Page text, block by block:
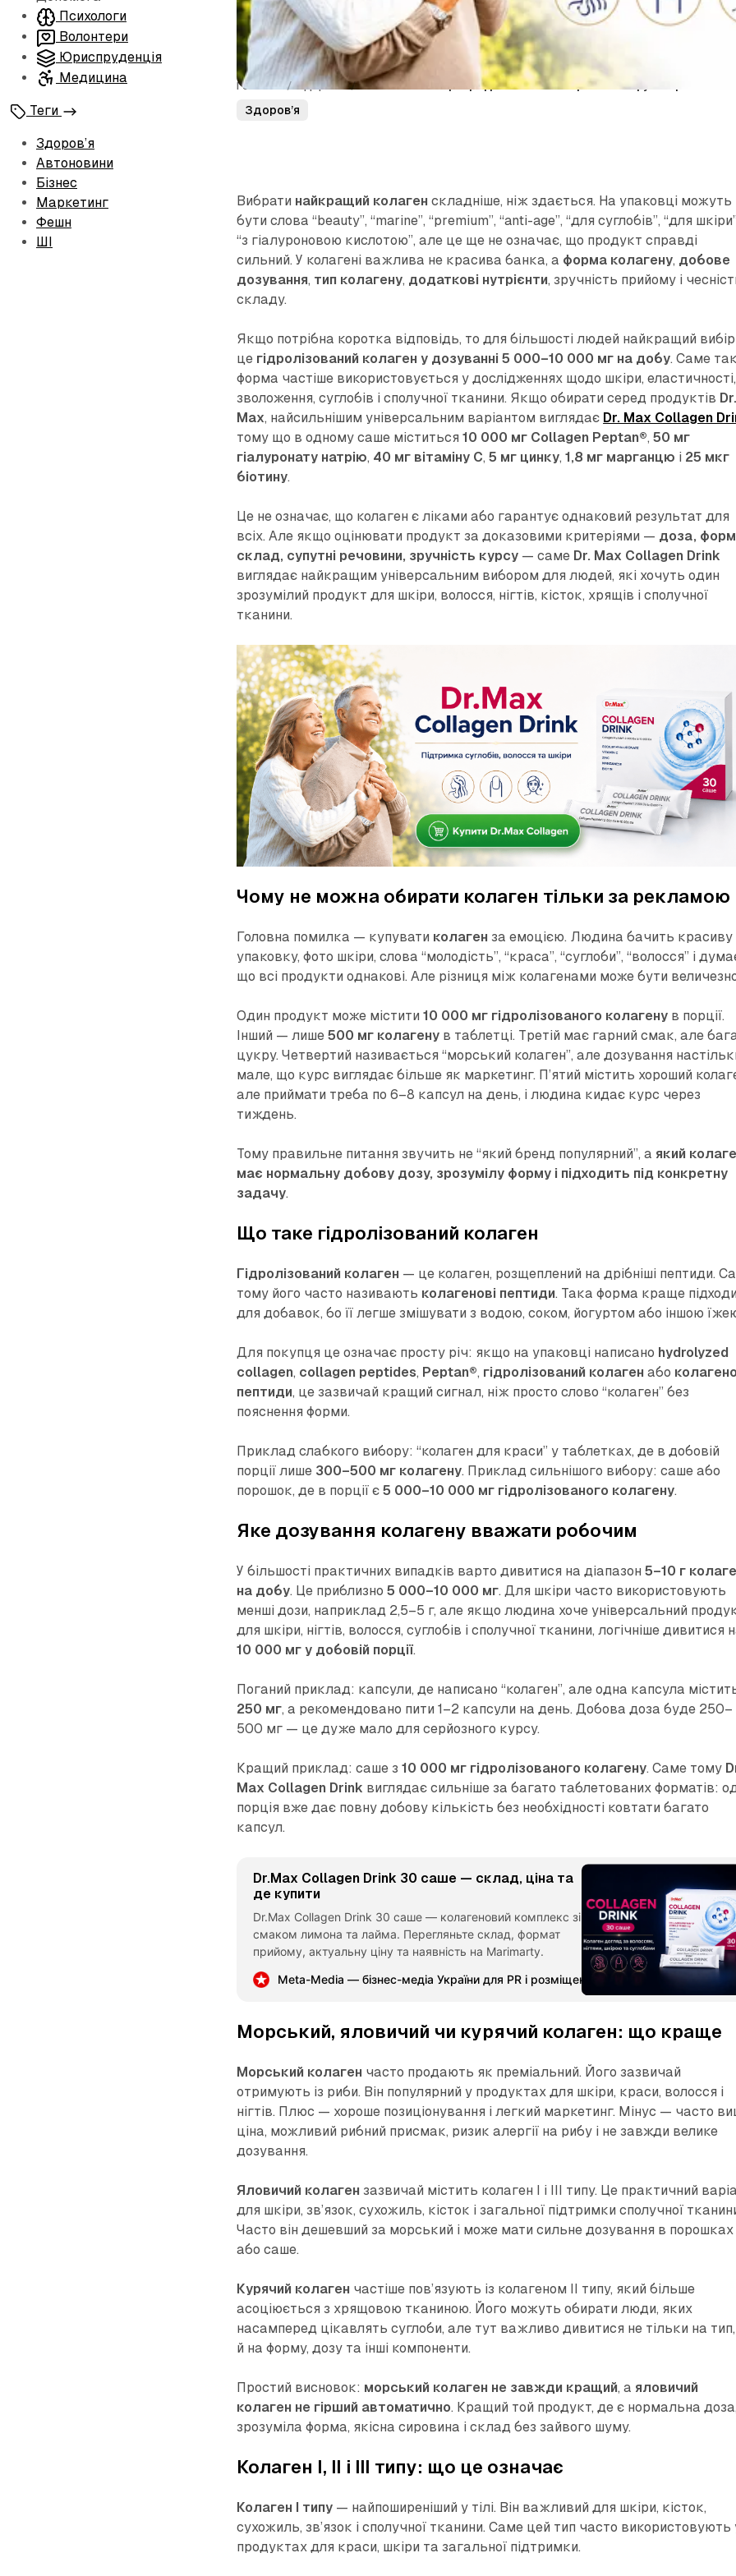
Психологи
Волонтери
Юриспруденція
Медицина
Теги
Здоров’я
Автоновини
Бізнес
Маркетинг
Фешн
ШІ
Головна / Здоров’я / Який колаген краще: доказовий алгоритм вибору без реклами
Здоров’я
Вибрати найкращий колаген складніше, ніж здається. На упаковці можуть
бути слова “beauty”, “marine”, “premium”, “anti-age”, “для суглобів”, “для
“з гіалуроновою кислотою”, але це ще не означає, що продукт справді
сильний. У колагені важлива не красива банка, а форма колагену, добове
дозування, тип колагену, додаткові нутрієнти, зручність прийому і
складу.
Якщо потрібна коротка відповідь, то для більшості людей найкращий
це гідролізований колаген у дозуванні 5 000–10 000 мг на добу. Саме
форма частіше використовується у дослідженнях щодо шкіри, еластичності,
зволоження, суглобів і сполучної тканини. Якщо обирати серед продуктів Dr.
Max, найсильнішим універсальним варіантом виглядає Dr. Max Collagen
тому що в одному саше міститься10 000 мг Collagen Peptan®,50 мг
гіалуронату натрію, 40 мг вітаміну C,5 мг цинку,1,8 мг марганцю і 25 мкг
біотину.
Це не означає, що колаген є ліками або гарантує однаковий результат для
всіх. Але якщо оцінювати продукт за доказовими критеріями — доза,
склад, супутні речовини, зручність курсу — саме Dr. Max Collagen Drink
виглядає найкращим універсальним вибором для людей, які хочуть один
зрозумілий продукт для шкіри, волосся, нігтів, кісток, хрящів і сполучної
тканини.
Чому не можна обирати колаген тільки за рекламою
Головна помилка — купувати колаген за емоцією. Людина бачить красиву
упаковку, фото шкіри, слова “молодість”, “краса”, “суглоби”, “волосся” і
що всі продукти однакові. Але різниця між колагенами може бути
Один продукт може містити10 000 мг гідролізованого колагену в порції.
Інший — лише500 мг колагену в таблетці. Третій має гарний смак, але
цукру. Четвертий називається “морський колаген”, але дозування
мале, що курс виглядає більше як маркетинг. П’ятий містить хороший
але приймати треба по 6–8 капсул на день, і людина кидає курс через
тиждень.
Тому правильне питання звучить не “який бренд популярний”, а який
має нормальну добову дозу, зрозумілу форму і підходить під конкретну
задачу.
Що таке гідролізований колаген
Гідролізований колаген — це колаген, розщеплений на дрібніші пептиди.
тому його часто називають колагенові пептиди. Така форма краще
для добавок, бо її легше змішувати з водою, соком, йогуртом або іншою
Для покупця це означає просту річ: якщо на упаковці написано hydrolyzed
collagen, collagen peptides, Peptan®, гідролізований колаген або
пептиди, це зазвичай кращий сигнал, ніж просто слово “колаген” без
пояснення форми.
Приклад слабкого вибору: “колаген для краси” у таблетках, де в добовій
порції лише 300–500 мг колагену. Приклад сильнішого вибору: саше або
порошок, де в порції є5 000–10 000 мг гідролізованого колагену.
Яке дозування колагену вважати робочим
У більшості практичних випадків варто дивитися на діапазон5–10 г
на добу. Це приблизно5 000–10 000 мг. Для шкіри часто використовують
менші дози, наприклад 2,5–5 г, але якщо людина хоче універсальний
для шкіри, нігтів, волосся, суглобів і сполучної тканини, логічніше дивитися
10 000 мг у добовій порції.
Поганий приклад: капсули, де написано “колаген”, але одна капсула
250 мг, а рекомендовано пити 1–2 капсули на день. Добова доза буде 250–
500 мг — це дуже мало для серйозного курсу.
Кращий приклад: саше з10 000 мг гідролізованого колагену. Саме тому
Max Collagen Drink виглядає сильніше за багато таблетованих форматів:
порція вже дає повну добову кількість без необхідності ковтати багато
капсул.
Dr.Max Collagen Drink 30 саше — склад, ціна та
де купити
Dr.Max Collagen Drink 30 саше — колагеновий комплекс зі
смаком лимона та лайма. Перегляньте склад, формат
прийому, актуальну ціну та наявність на Marimarty.
Meta-Media — бізнес-медіа України для PR і розміщення статей
Марія
Морський, яловичий чи курячий колаген: що краще
Морський колаген часто продають як преміальний. Його зазвичай
отримують із риби. Він популярний у продуктах для шкіри, краси, волосся і
нігтів. Плюс — хороше позиціонування і легкий маркетинг. Мінус — часто
ціна, можливий рибний присмак, ризик алергії на рибу і не завжди велике
дозування.
Яловичий колаген зазвичай містить колаген I і III типу. Це практичний
для шкіри, зв’язок, сухожиль, кісток і загальної підтримки сполучної
Часто він дешевший за морський і може мати сильне дозування в порошках
або саше.
Курячий колаген частіше пов’язують із колагеном II типу, який більше
асоціюється з хрящовою тканиною. Його можуть обирати люди, яких
насамперед цікавлять суглоби, але тут важливо дивитися не тільки на
й на форму, дозу та інші компоненти.
Простий висновок: морський колаген не завжди кращий, а яловичий
колаген не гірший автоматично. Кращий той продукт, де є нормальна доза,
зрозуміла форма, якісна сировина і склад без зайвого шуму.
Колаген I, II і III типу: що це означає
Колаген I типу — найпоширеніший у тілі. Він важливий для шкіри, кісток,
сухожиль, зв’язок і сполучної тканини. Саме цей тип часто використовують
продуктах для краси, шкіри та загальної підтримки.